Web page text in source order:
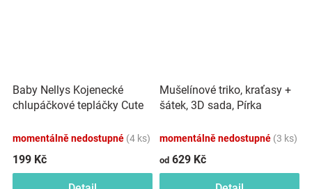
Baby Nellys Kojenecké
chlupáčkové tepláčky Cute
momentálně nedostupné (4 ks)
199 Kč
Mušelínové triko, kraťasy +
šátek, 3D sada, Pírka
momentálně nedostupné (3 ks)
od 629 Kč